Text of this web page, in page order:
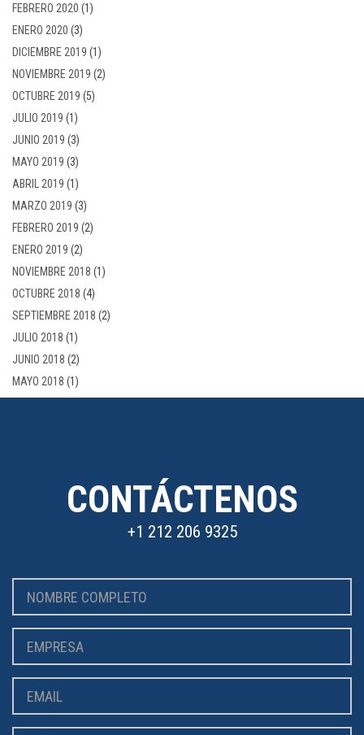
FEBRERO 2020 (1)
ENERO 2020 (3)
DICIEMBRE 2019 (1)
NOVIEMBRE 2019 (2)
OCTUBRE 2019 (5)
JULIO 2019 (1)
JUNIO 2019 (3)
MAYO 2019 (3)
ABRIL 2019 (1)
MARZO 2019 (3)
FEBRERO 2019 (2)
ENERO 2019 (2)
NOVIEMBRE 2018 (1)
OCTUBRE 2018 (4)
SEPTIEMBRE 2018 (2)
JULIO 2018 (1)
JUNIO 2018 (2)
MAYO 2018 (1)
CONTÁCTENOS
+1 212 206 9325